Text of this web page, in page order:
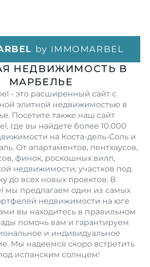
by IMMOMARBEL
НЕДВИЖИМОСТЬ В
МАРБЕЛЬЕ
- это расширенный сайт с
элитной недвижимостью в
Посетите также наш сайт
где вы найдете более 10.000
на Коста-дель-Соль и
От апартаментов, пентхаусов,
финок, роскошных вилл,
недвижимости, участков под
до всех новых проектов. В
мы предлагаем один из самых
недвижимости на юге
вы находитесь в правильном
помочь вам и гарантируем
и индивидуальное
Мы надеемся скоро встретить
испанским солнцем!